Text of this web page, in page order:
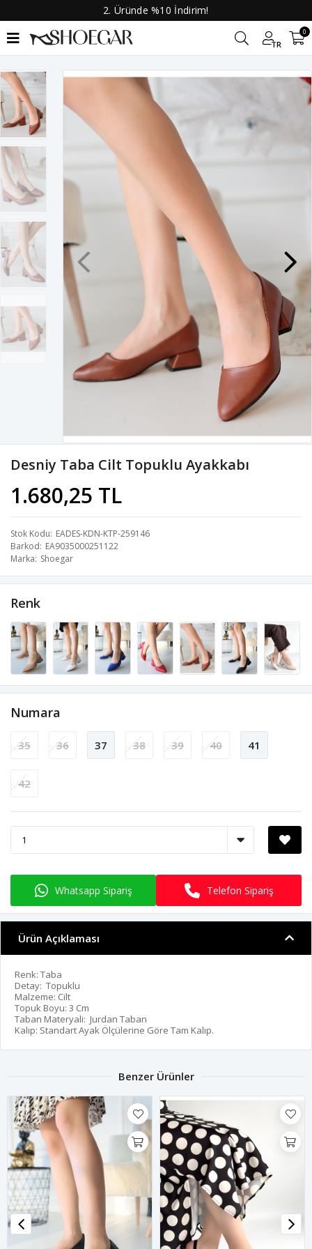
2. Üründe %10 İndirim!
TR
0
Desniy Taba Cilt Topuklu Ayakkabı
1.680,25 TL
Stok Kodu EADES-KDN-KTP-259146
Barkod EA9035000251122
Marka Shoegar
Renk
Numara
35 36 37 38 39 40 41
42
Whatsapp Sipariş Telefon Sipariş
Ürün Açıklaması
Renk: Taba
Detay: Topuklu
Malzeme: Cilt
Topuk Boyu: 3 Cm
Taban Materyali: Jurdan Taban
Kalıp: Standart Ayak Ölçülerine Göre Tam Kalıp.
Benzer Ürünler